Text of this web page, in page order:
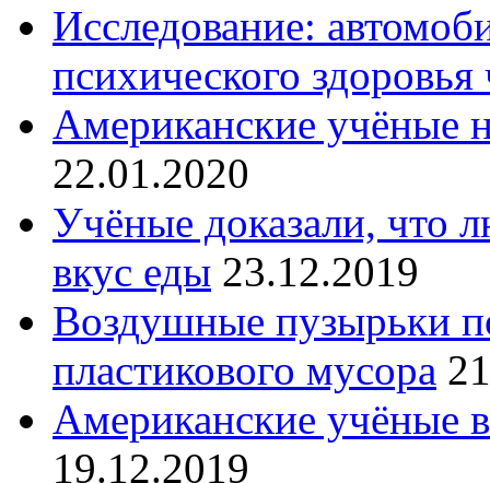
Исследование:
психического здоровья
Американские учёные
22.01.2020
Учёные доказали, что
вкус еды 23.12.2019
Воздушные пузырьки
пластикового мусора
Американские учёные
19.12.2019